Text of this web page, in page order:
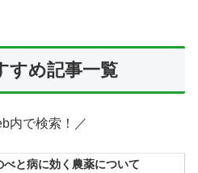
すめ記事一覧
内で検索！／
べと病に効く農薬について